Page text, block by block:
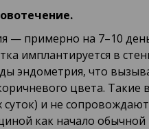
— примерно на 7–10
имплантируется в
эндометрия, что
цвета. Такие
и не
как начало обычной